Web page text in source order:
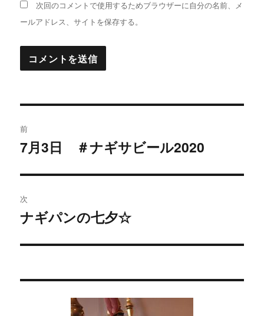
次回のコメントで使用するためブラウザーに自分の名前、メ
ールアドレス、サイトを保存する。
稿
ビ
ゲ
ー
前
過
の
投
稿:
7月3日 ＃ナギサビール2020
次
次
投
ナギパンの七夕☆